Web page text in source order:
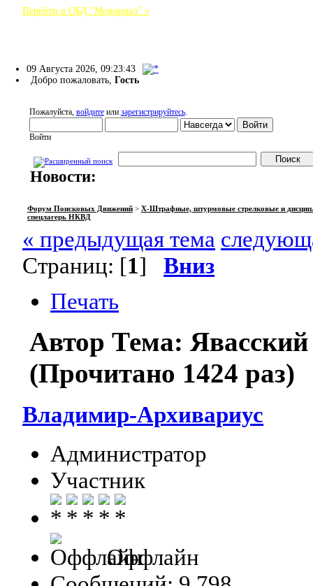
Перейти в ОБД "Мемориал" »
09 Августа 2026, 09:23:43
Добро пожаловать,Гость
Пожалуйста, войдитеили зарегистрируйтесь.
Войти
Новости:
Форум Поисковых Движений> X-Штрафные, штурмовые стрелковые и
спецлагерь НКВД
« предыдущая тема
Страниц: [1]Вниз
Печать
Автор Тема:
(Прочитано 1424 раз)
Владимир-Архивариус
Администратор
Участник
Оффлайн